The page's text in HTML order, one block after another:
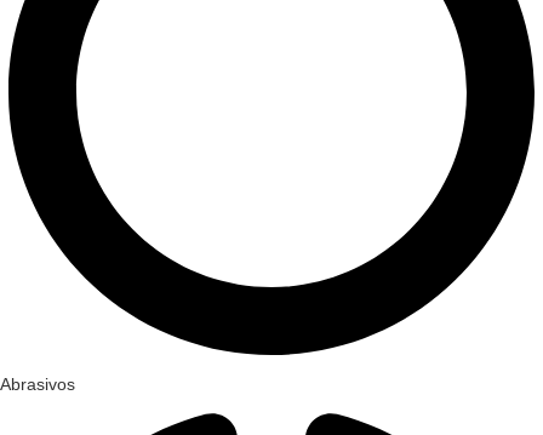
Abrasivos